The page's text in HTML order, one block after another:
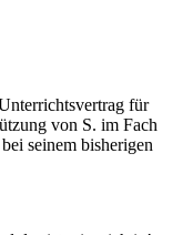
für
von S. im Fach
seinem bisherigen